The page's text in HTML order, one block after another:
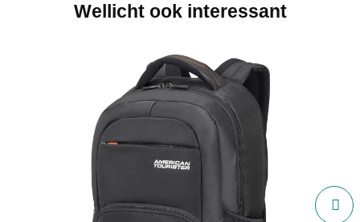
Wellicht ook interessant